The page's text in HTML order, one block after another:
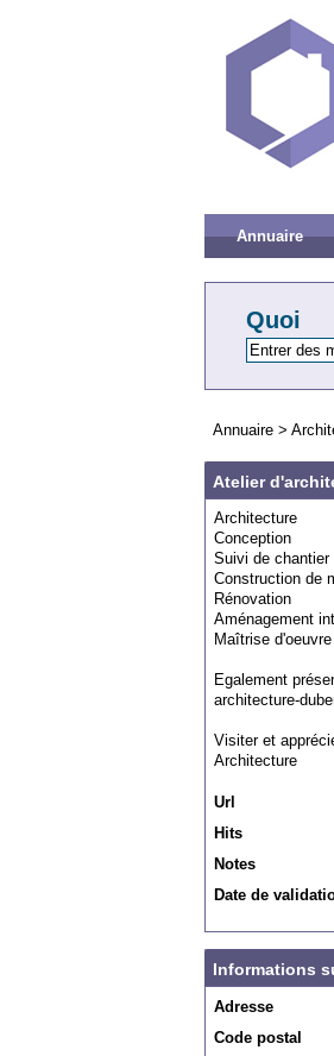
Annuaire
Quoi
Annuaire >
Atelier
Architecture
Conception
Suivi de chantier
Construction de
Rénovation
Aménagement
Maîtrise d'oeuvre
Egalement
architecture-
Visiter et
Architecture
Url
Hits
Notes
Date de
Informations
Adresse
Code postal